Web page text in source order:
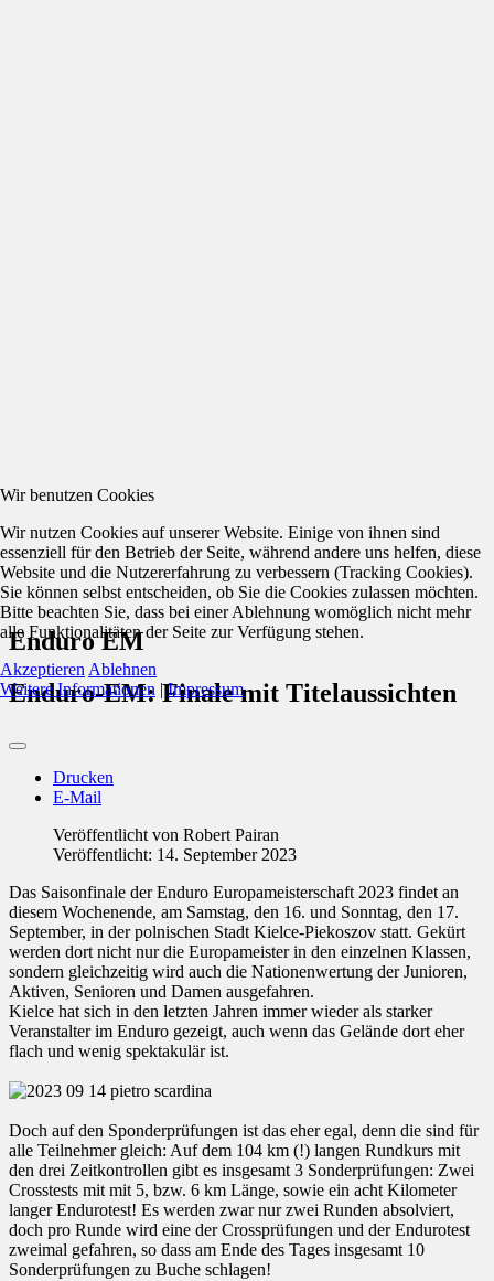
Enduro EM
Enduro-EM: Finale mit Titelaussichten
Drucken
E-Mail
Veröffentlicht von Robert Pairan
Veröffentlicht: 14. September 2023
Das Saisonfinale der Enduro Europameisterschaft 2023 findet an
diesem Wochenende, am Samstag, den 16. und Sonntag, den 17.
September, in der polnischen Stadt Kielce-Piekoszov statt. Gekürt
werden dort nicht nur die Europameister in den einzelnen Klassen,
sondern gleichzeitig wird auch die Nationenwertung der Junioren,
Aktiven, Senioren und Damen ausgefahren.
Kielce hat sich in den letzten Jahren immer wieder als starker
Veranstalter im Enduro gezeigt, auch wenn das Gelände dort eher
flach und wenig spektakulär ist.
Doch auf den Sponderprüfungen ist das eher egal, denn die sind für
alle Teilnehmer gleich: Auf dem 104 km (!) langen Rundkurs mit
den drei Zeitkontrollen gibt es insgesamt 3 Sonderprüfungen: Zwei
Crosstests mit mit 5, bzw. 6 km Länge, sowie ein acht Kilometer
langer Endurotest! Es werden zwar nur zwei Runden absolviert,
doch pro Runde wird eine der Crossprüfungen und der Endurotest
zweimal gefahren, so dass am Ende des Tages insgesamt 10
Sonderprüfungen zu Buche schlagen!
Wir benutzen Cookies
Wir nutzen Cookies auf unserer Website. Einige von ihnen sind
essenziell für den Betrieb der Seite, während andere uns helfen, diese
Website und die Nutzererfahrung zu verbessern (Tracking Cookies).
Sie können selbst entscheiden, ob Sie die Cookies zulassen möchten.
Bitte beachten Sie, dass bei einer Ablehnung womöglich nicht mehr
alle Funktionalitäten der Seite zur Verfügung stehen.
Akzeptieren Ablehnen
Weitere Informationen |Impressum